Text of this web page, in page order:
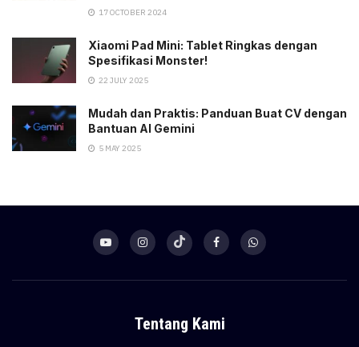
17 OCTOBER 2024
Xiaomi Pad Mini: Tablet Ringkas dengan
Spesifikasi Monster!
22 JULY 2025
Mudah dan Praktis: Panduan Buat CV dengan
Bantuan AI Gemini
5 MAY 2025
Tentang Kami